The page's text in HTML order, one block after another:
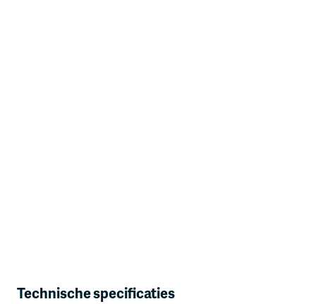
Technische specificaties